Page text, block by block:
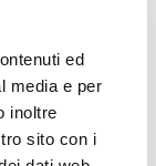
ed
media e per
inoltre
sito con i
più un